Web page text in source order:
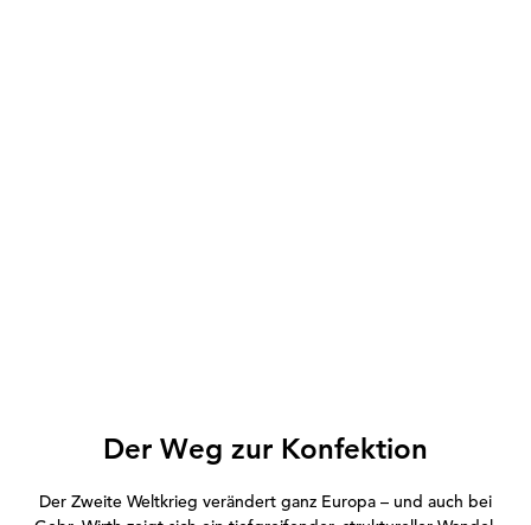
Der Weg zur Konfektion
Der Zweite Weltkrieg verändert ganz Europa – und auch bei